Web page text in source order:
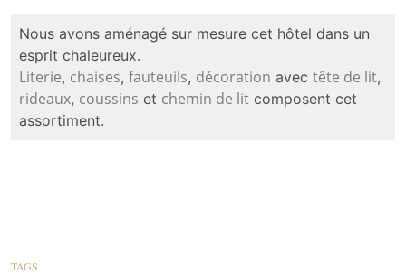
Nous avons aménagé sur mesure cet hôtel dans un
esprit chaleureux.
Literie, chaises, fauteuils, décoration avec tête de lit,
rideaux, coussins et chemin de lit composent cet
assortiment.
TAGS